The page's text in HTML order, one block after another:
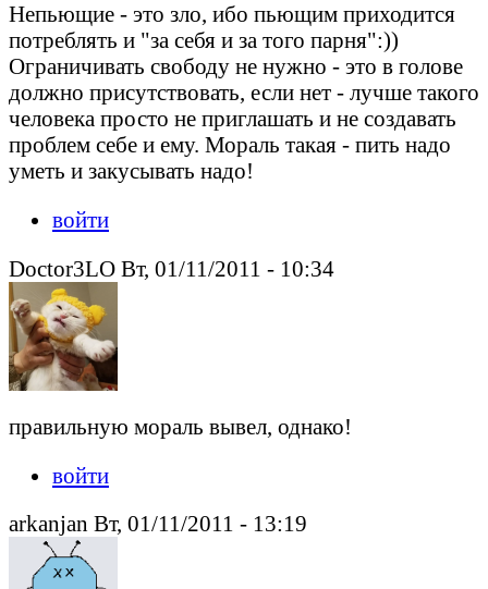
Непьющие - это зло, ибо пьющим приходится
потреблять и "за себя и за того парня":))
Ограничивать свободу не нужно - это в голове
должно присутствовать, если нет - лучше такого
человека просто не приглашать и не создавать
проблем себе и ему. Мораль такая - пить надо
уметь и закусывать надо!
войти
Doctor3LO Вт, 01/11/2011 - 10:34
правильную мораль вывел, однако!
войти
arkanjan Вт, 01/11/2011 - 13:19